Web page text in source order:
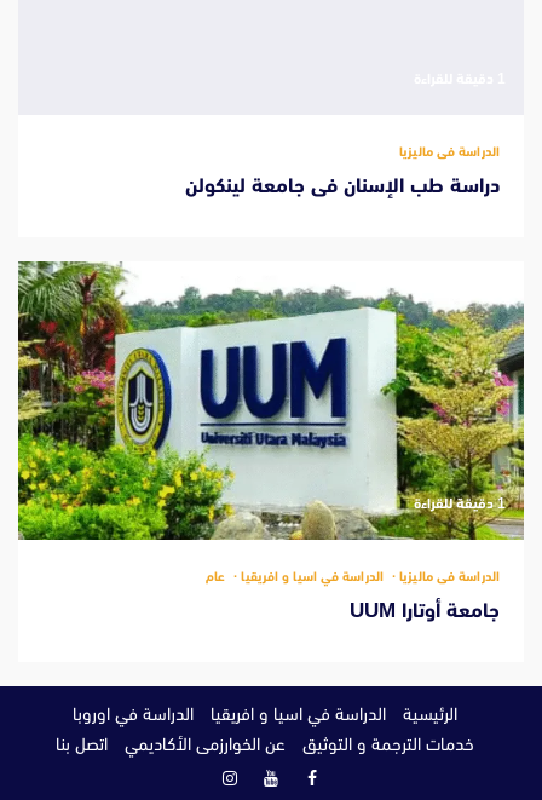
الدراسة فى ماليزيا
دراسة طب الإسنان فى جامعة لينكولن
‫1 دقيقة للقراءة
الدراسة فى ماليزيا الدراسة في اسيا و افريقيا عام
جامعة أوتارا UUM
الرئيسية الدراسة في اسيا و افريقيا
الدراسة في اوروبا
خدمات الترجمة و التوثيق
عن الخوارزمى الأكاديمي اتصل بنا
فيسبوكيوتيوبانستغرام